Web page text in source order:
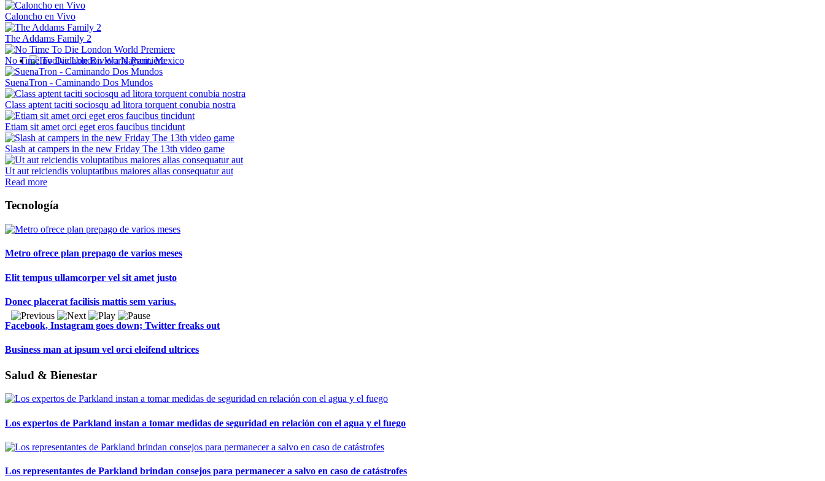
Involvidable Riviera Nayarit, Mexico
Caloncho en Vivo
The Addams Family 2
No Time To Die London World Premiere
SuenaTron - Caminando Dos Mundos
Class aptent taciti sociosqu ad litora torquent conubia nostra
Etiam sit amet orci eget eros faucibus tincidunt
Slash at campers in the new Friday The 13th video game
Ut aut reiciendis voluptatibus maiores alias consequatur aut
Read more
Tecnología
Metro ofrece plan prepago de varios meses
Elit tempus ullamcorper vel sit amet justo
Donec placerat facilisis mattis sem varius.
Facebook, Instagram goes down; Twitter freaks out
Business man at ipsum vel orci eleifend ultrices
Salud & Bienestar
Los expertos de Parkland instan a tomar medidas de seguridad en relación con el agua y el fuego
Los representantes de Parkland brindan consejos para permanecer a salvo en caso de catástrofes